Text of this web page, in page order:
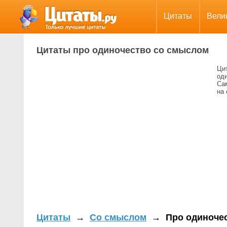
Цитаты
Цитаты про одиночество со смыслом
на
Цитаты → Со смыслом → Про